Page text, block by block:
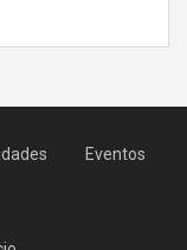
Eventos